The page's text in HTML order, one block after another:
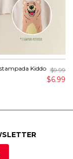
Kiddo $9.99
$6.99